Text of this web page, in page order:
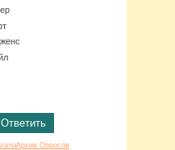
Архив Опросов